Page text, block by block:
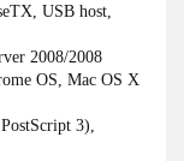
USB host,
2008/2008
OS, Mac OS X
3),